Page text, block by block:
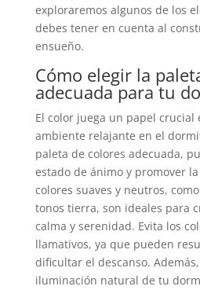
exploraremos algunos de los
debes tener en cuenta al
ensueño.
Cómo elegir la
adecuada para tu
El color juega un papel crucial
ambiente relajante en el
paleta de colores adecuada,
estado de ánimo y promover
colores suaves y neutros,
tonos tierra, son ideales para
calma y serenidad. Evita los
llamativos, ya que pueden
dificultar el descanso.
iluminación natural de tu